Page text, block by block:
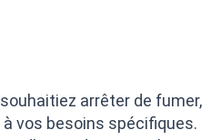
arrêter de fumer,
vos besoins spécifiques.